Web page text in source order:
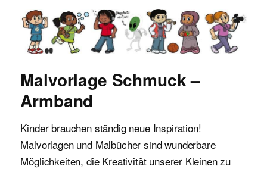
Malvorlagen für Kinder
Malvorlage Schmuck –
Armband
Kinder brauchen ständig neue Inspiration!
Malvorlagen und Malbücher sind wunderbare
Möglichkeiten, die Kreativität unserer Kleinen zu